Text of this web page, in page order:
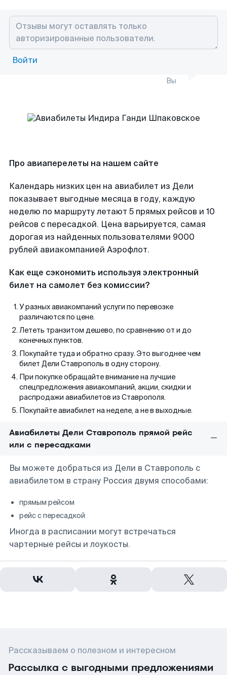
Войти
Вы
Про авиаперелеты на нашем сайте
Календарь низких цен на авиабилет из Дели
показывает выгодные месяца в году, каждую
неделю по маршруту летают 5 прямых рейсов и 10
рейсов с пересадкой. Цена варьируется, самая
дорогая из найденных пользователями 9000
рублей авиакомпанией Аэрофлот.
Как еще сэкономить используя электронный
билет на самолет без комиссии?
У разных авиакомпаний услуги по перевозке
различаются по цене.
Лететь транзитом дешево, по сравнению от и до
конечных пунктов.
Покупайте туда и обратно сразу. Это выгоднее чем
билет Дели Ставрополь в одну сторону.
При покупке обращайте внимание на лучшие
спецпредложения авиакомпаний, акции, скидки и
распродажи авиабилетов из Ставрополя.
Покупайте авиабилет на неделе, а не в выходные.
Авиабилеты Дели Ставрополь прямой рейс
или с пересадками
Вы можете добраться из Дели в Ставрополь с
авиабилетом в страну Россия двумя способами:
прямым рейсом
рейс с пересадкой
Иногда в расписании могут встречаться
чартерные рейсы и лоукосты.
Рассказываем о полезном и интересном
Рассылка с выгодными предложениями